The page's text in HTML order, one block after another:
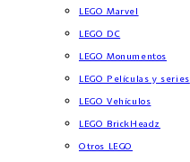
LEGO Marvel
LEGO DC
LEGO Monumentos
LEGO Películas y series
LEGO Vehículos
LEGO BrickHeadz
Otros LEGO